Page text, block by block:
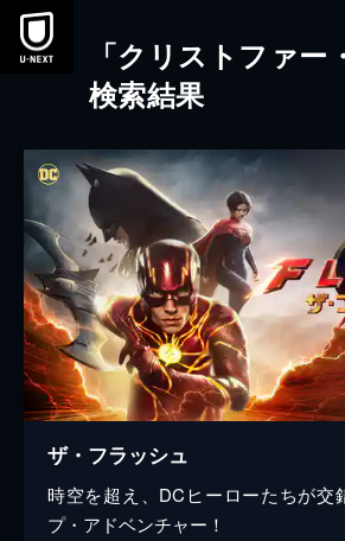
本文へスキップ
「クリストファー
検索結果
ザ・フラッシュ
時空を超え、DCヒーローたちが交
プ・アドベンチャー！